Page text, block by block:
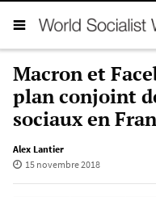
Macron et
plan conjoint
sociaux en
Alex Lantier
15 novembre 2018